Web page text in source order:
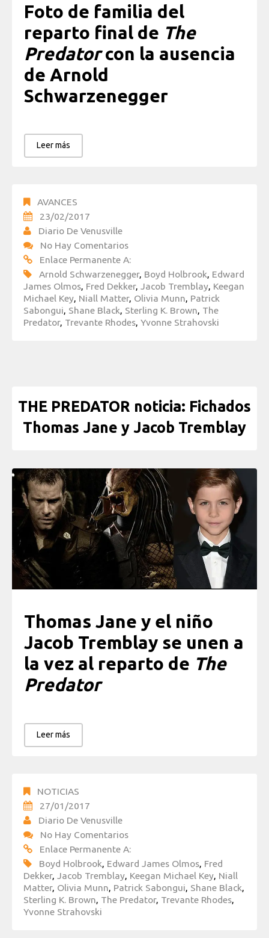
Foto de familia del
reparto final de The
Predatorcon la ausencia
de Arnold
Schwarzenegger
Leer más
AVANCES
23/02/2017
Diario De Venusville
No Hay Comentarios
Enlace Permanente A:
Arnold Schwarzenegger, Boyd Holbrook, Edward
James Olmos, Fred Dekker, Jacob Tremblay, Keegan
Michael Key, Niall Matter, Olivia Munn, Patrick
Sabongui, Shane Black, Sterling K. Brown, The
Predator, Trevante Rhodes, Yvonne Strahovski
THE PREDATOR noticia: Fichados
Thomas Jane y Jacob Tremblay
Thomas Jane y el niño
Jacob Tremblay se unen a
la vez al reparto de The
Predator
Leer más
NOTICIAS
27/01/2017
Diario De Venusville
No Hay Comentarios
Enlace Permanente A:
Boyd Holbrook, Edward James Olmos, Fred
Dekker, Jacob Tremblay, Keegan Michael Key, Niall
Matter, Olivia Munn, Patrick Sabongui, Shane Black,
Sterling K. Brown, The Predator, Trevante Rhodes,
Yvonne Strahovski